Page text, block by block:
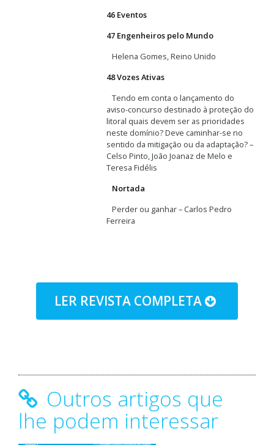
46 Eventos
47 Engenheiros pelo Mundo
Helena Gomes, Reino Unido
48 Vozes Ativas
Tendo em conta o lançamento do
aviso-concurso destinado à proteção do
litoral quais devem ser as prioridades
neste domínio? Deve caminhar-se no
sentido da mitigação ou da adaptação? –
Celso Pinto, João Joanaz de Melo e
Teresa Fidélis
Nortada
Perder ou ganhar – Carlos Pedro
Ferreira
LER REVISTA COMPLETA
Outros artigos que
lhe podem interessar